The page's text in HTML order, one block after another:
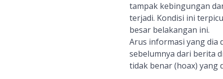
tampak kebingungan
terjadi. Kondisi ini
besar belakangan ini.
Arus informasi yang dia
sebelumnya dari berita
tidak benar (hoax) yang